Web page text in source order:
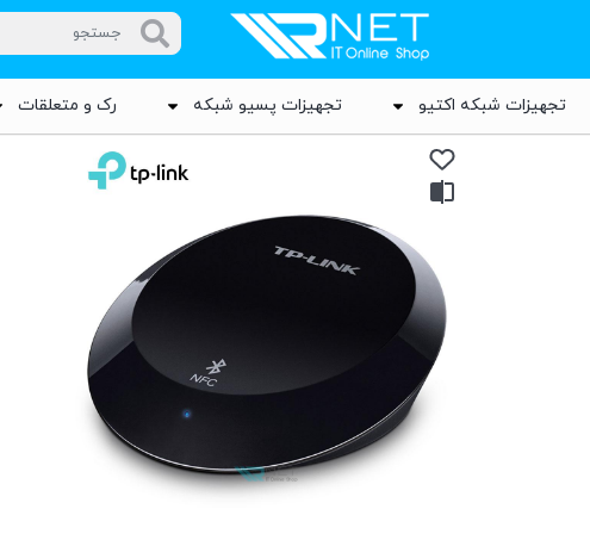
تجهیزات شبکه اکتیو تجهیزات پسیو شبکه رک و متعلقات